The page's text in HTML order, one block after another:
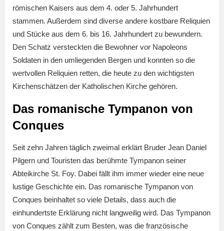
römischen Kaisers aus dem 4. oder 5. Jahrhundert
stammen. Außerdem sind diverse andere kostbare Reliquien
und Stücke aus dem 6. bis 16. Jahrhundert zu bewundern.
Den Schatz versteckten die Bewohner vor Napoleons
Soldaten in den umliegenden Bergen und konnten so die
wertvollen Reliquien retten, die heute zu den wichtigsten
Kirchenschätzen der Katholischen Kirche gehören.
Das romanische Tympanon von
Conques
Seit zehn Jahren täglich zweimal erklärt Bruder Jean Daniel
Pilgern und Touristen das berühmte Tympanon seiner
Abteikirche St. Foy. Dabei fällt ihm immer wieder eine neue
lustige Geschichte ein. Das romanische Tympanon von
Conques beinhaltet so viele Details, dass auch die
einhundertste Erklärung nicht langweilig wird. Das Tympanon
von Conques zählt zum Besten, was die französische